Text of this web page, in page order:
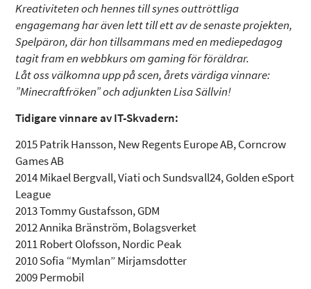
Kreativiteten och hennes till synes outtröttliga
engagemang har även lett till ett av de senaste projekten,
Spelpäron, där hon tillsammans med en mediepedagog
tagit fram en webbkurs om gaming för föräldrar.
Låt oss välkomna upp på scen, årets värdiga vinnare:
”Minecraftfröken” och adjunkten Lisa Sällvin!
Tidigare vinnare av IT-Skvadern:
2015 Patrik Hansson, New Regents Europe AB, Corncrow
Games AB
2014 Mikael Bergvall, Viati och Sundsvall24, Golden eSport
League
2013 Tommy Gustafsson, GDM
2012 Annika Bränström, Bolagsverket
2011 Robert Olofsson, Nordic Peak
2010 Sofia “Mymlan” Mirjamsdotter
2009 Permobil